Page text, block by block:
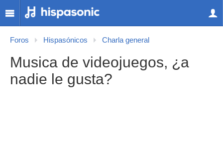
Foros Hispasónicos Charla general
Musica de videojuegos, ¿a
nadie le gusta?